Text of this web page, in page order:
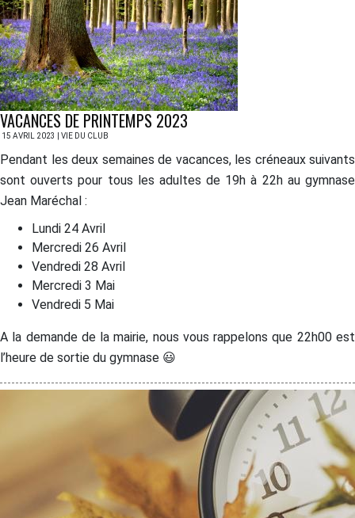
VACANCES DE PRINTEMPS 2023
15 AVRIL 2023 | VIE DU CLUB
Pendant les deux semaines de vacances, les créneaux suivants
sont ouverts pour tous les adultes de 19h à 22h au gymnase
Jean Maréchal :
Lundi 24 Avril
Mercredi 26 Avril
Vendredi 28 Avril
Mercredi 3 Mai
Vendredi 5 Mai
A la demande de la mairie, nous vous rappelons que 22h00 est
l’heure de sortie du gymnase 😃